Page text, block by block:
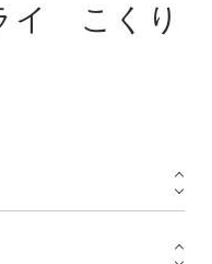
イ こくり